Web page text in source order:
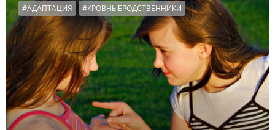
#АДАПТАЦИЯ #КРОВНЫЕРОДСТВЕННИКИ